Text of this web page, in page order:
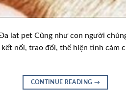
lat pet Cũng như con người
kết nối, trao đổi, thể hiện tình cảm
CONTINUE READING →